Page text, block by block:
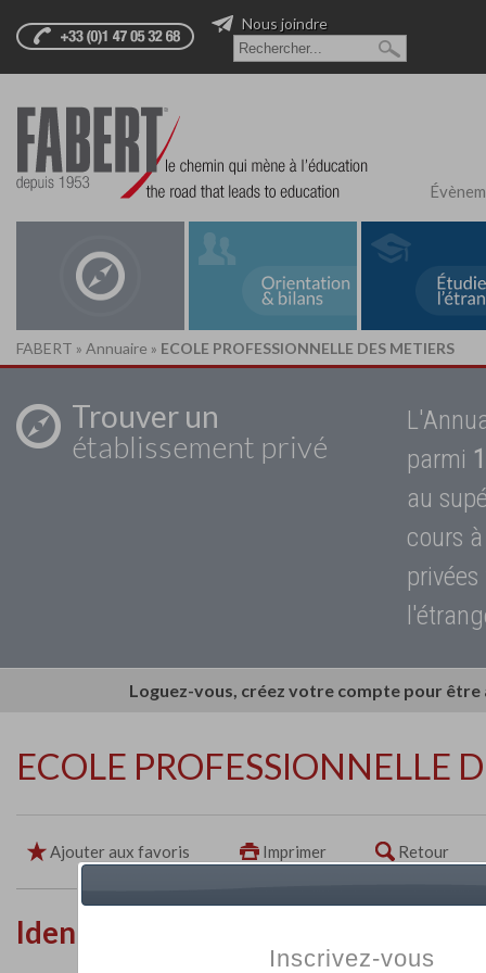
Nous joindre
FABERT » Annuaire » ECOLE PROFESSIONNELLE DES METIERS
Trouver un
établissement privé
parmi
au
cours
Loguez-vous, créez votre compte pour
ECOLE PROFESSIONNELLE
Ajouter aux favoris Imprimer Retour
Identité de l'établissement
Inscrivez-vous